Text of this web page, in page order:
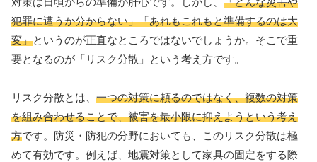
犯罪に遭うか分からない」「あれもこれもと準備するのは大
変」というのが正直なところではないでしょうか。そこで重
要となるのが「リスク分散」という考え方です。
リスク分散とは、 一つの対策に頼るのではなく、複数の対策
を組み合わせることで、被害を最小限に抑えようという考え
方です。防災・防犯の分野においても、このリスク分散は極
めて有効です。例えば、地震対策として家具の固定をする際